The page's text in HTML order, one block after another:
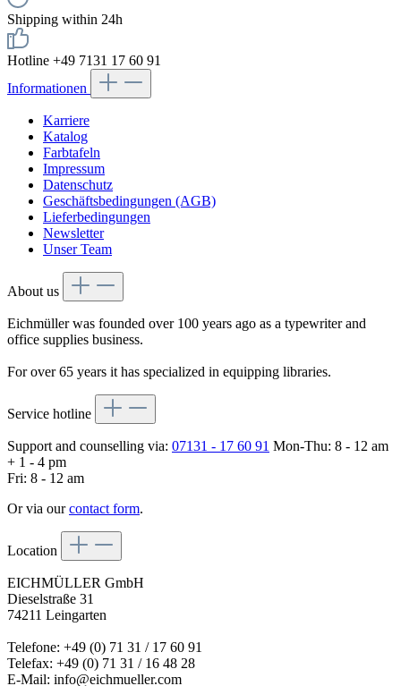
Shipping within 24h
Hotline +49 7131 17 60 91
Informationen
Karriere
Katalog
Farbtafeln
Impressum
Datenschutz
Geschäftsbedingungen (AGB)
Lieferbedingungen
Newsletter
Unser Team
About us
Eichmüller was founded over 100 years ago as a typewriter and
office supplies business.
For over 65 years it has specialized in equipping libraries.
Service hotline
Support and counselling via: 07131 - 17 60 91 Mon-Thu: 8 - 12 am
+ 1 - 4 pm
Fri: 8 - 12 am
Or via ourcontact form.
Location
EICHMÜLLER GmbH
Dieselstraße 31
74211 Leingarten
Telefone: +49 (0) 71 31 / 17 60 91
Telefax: +49 (0) 71 31 / 16 48 28
E-Mail: info@eichmueller.com